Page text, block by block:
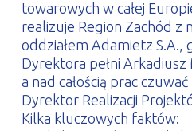
towarowych w całej
realizuje Region Zachód z
oddziałem Adamietz S.A.,
Dyrektora pełni Arkadiusz
a nad całością prac
Dyrektor Realizacji
Kilka kluczowych faktów: